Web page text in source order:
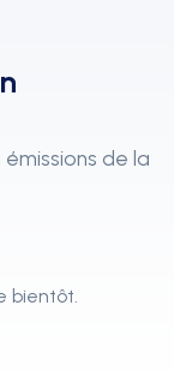
de la
bientôt.